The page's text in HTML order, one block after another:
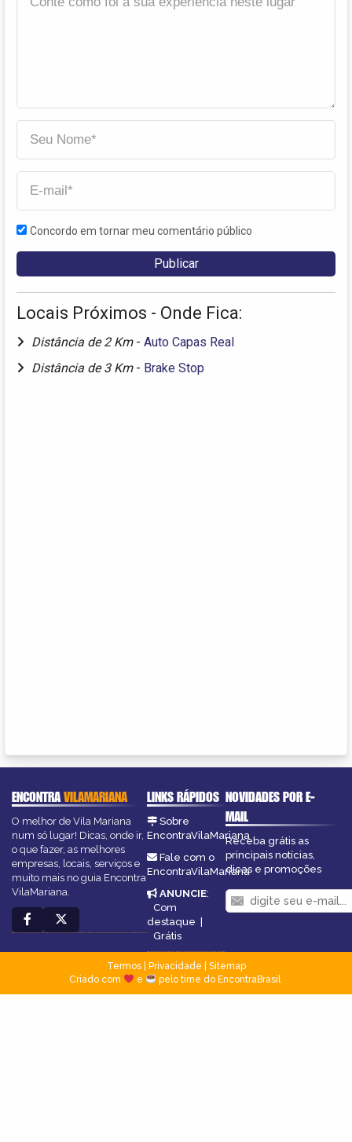
Concordo em tornar meu comentário público
Locais Próximos - Onde Fica:
Distância de 2 Km - Auto Capas Real
Distância de 3 Km - Brake Stop
ENCONTRAVILAMARIANA
O melhor de Vila Mariana
num só lugar! Dicas, onde ir,
o que fazer, as melhores
empresas, locais, serviços e
muito mais no guia Encontra
VilaMariana.
LINKS RÁPIDOS
Sobre
EncontraVilaMariana
Fale com o
EncontraVilaMariana
ANUNCIE:
Com
destaque |
Grátis
NOVIDADES POR E-
MAIL
Receba grátis as
principais notícias,
dicas e promoções
Termos| Privacidade
Sitemap
Criado com
e pelo time do EncontraBrasil